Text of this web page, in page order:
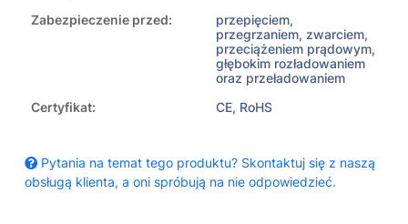
Zabezpieczenie przed:
przepięciem,
przegrzaniem, zwarciem,
przeciążeniem prądowym,
głębokim rozładowaniem
oraz przeładowaniem
Certyfikat:
CE, RoHS
Pytania na temat tego produktu? Skontaktuj się z naszą
obsługą klienta, a oni spróbują na nie odpowiedzieć.